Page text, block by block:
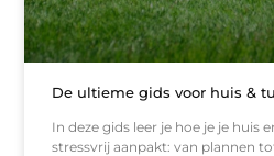
De ultieme gids voor huis &
In deze gids leer je hoe je je huis
stressvrij aanpakt: van plannen